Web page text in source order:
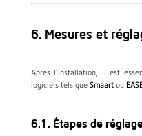
6. Mesures et
Après l’installation, il est
logiciels tels queSmaartou
6.1. Étapes de